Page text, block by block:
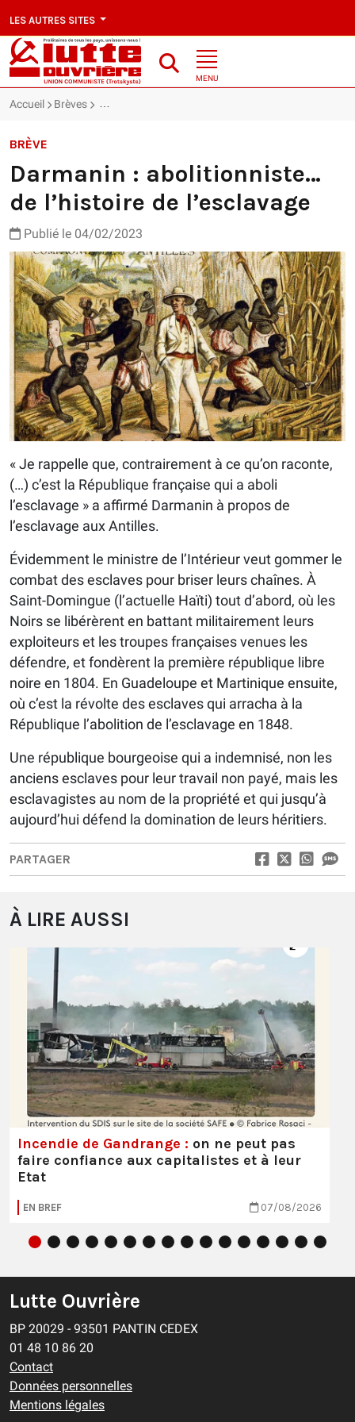
LES AUTRES SITES
MENU
Accueil Brèves Darmanin : abolitionniste… de l’histoire de l’esclavage
BRÈVE
Darmanin : abolitionniste…
de l’histoire de l’esclavage
Publié le 04/02/2023
« Je rappelle que, contrairement à ce qu’on raconte,
(…) c’est la République française qui a aboli
l’esclavage » a affirmé Darmanin à propos de
l’esclavage aux Antilles.
Évidemment le ministre de l’Intérieur veut gommer le
combat des esclaves pour briser leurs chaînes. À
Saint-Domingue (l’actuelle Haïti) tout d’abord, où les
Noirs se libérèrent en battant militairement leurs
exploiteurs et les troupes françaises venues les
défendre, et fondèrent la première république libre
noire en 1804. En Guadeloupe et Martinique ensuite,
où c’est la révolte des esclaves qui arracha à la
République l’abolition de l’esclavage en 1848.
Une république bourgeoise qui a indemnisé, non les
anciens esclaves pour leur travail non payé, mais les
esclavagistes au nom de la propriété et qui jusqu’à
aujourd’hui défend la domination de leurs héritiers.
PARTAGER
À LIRE AUSSI
Incendie de Gandrange : on ne peut pas
faire confiance aux capitalistes et à leur
Etat
EN BREF 07/08/2026
Lutte Ouvrière
BP 20029 - 93501 PANTIN CEDEX
01 48 10 86 20
Contact
Données personnelles
Mentions légales